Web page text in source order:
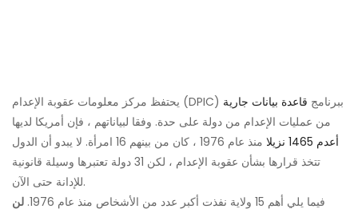
يحتفظ مركز معلومات عقوبة الإعدام (DPIC) ببرنامج قاعدة بيانات جارية
من عمليات الإعدام من دولة على حدة. وفقا لبياناتهم ، فإن أمريكا لديها
أعدم 1465 نزيلا
منذ عام 1976 ، كان من بينهم 16 امرأة. لا يبدو أن الدول
تتخذ قرارها بشأن عقوبة الإعدام ، لكن 31 دولة تعتبرها وسيلة قانونية
للإدانة حتى الآن.
فيما يلي أهم 15 ولاية نفذت أكبر عدد من الأشخاص منذ عام 1976.
لن